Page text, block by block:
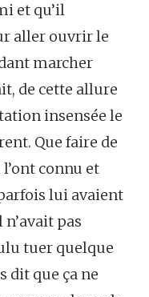
et qu’il
aller ouvrir le
marcher
de cette allure
insensée le
Que faire de
connu et
lui avaient
pas
tuer quelque
dit que ça ne